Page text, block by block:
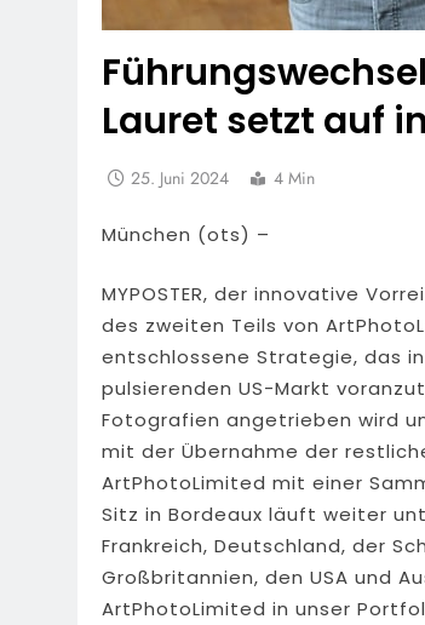
Lauret setzt auf
25. Juni 2024 4 Min
München (ots) –
MYPOSTER, der innovative
des zweiten Teils von
entschlossene Strategie, das
pulsierenden US-Markt
Fotografien angetrieben wird
mit der Übernahme der
ArtPhotoLimited mit einer
Sitz in Bordeaux läuft weiter
Frankreich, Deutschland, der
Großbritannien, den USA und
ArtPhotoLimited in unser